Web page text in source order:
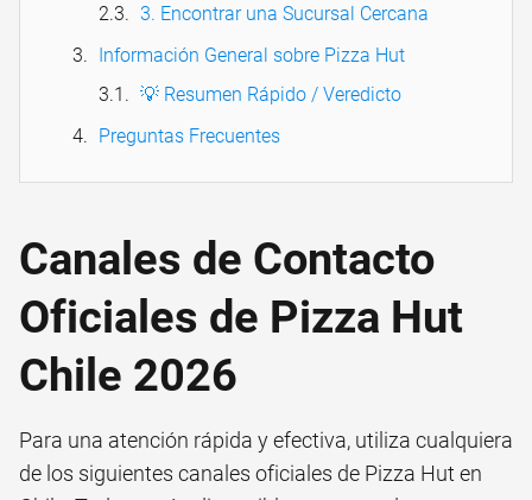
3. Encontrar una Sucursal Cercana
Información General sobre Pizza Hut
💡 Resumen Rápido / Veredicto
Preguntas Frecuentes
Canales de Contacto
Oficiales de Pizza Hut
Chile 2026
Para una atención rápida y efectiva, utiliza cualquiera
de los siguientes canales oficiales de Pizza Hut en